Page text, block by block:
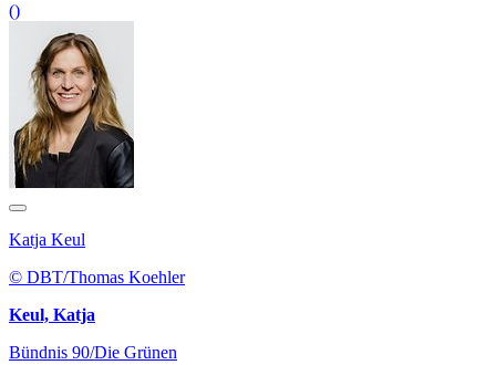
()
Katja Keul
© DBT/Thomas Koehler
Keul, Katja
Bündnis 90/Die Grünen